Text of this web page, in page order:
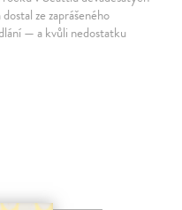
ze zaprášeného
— a kvůli nedostatku